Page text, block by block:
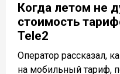
Когда летом не
стоимость
Tele2
Оператор рассказал,
на мобильный тариф,